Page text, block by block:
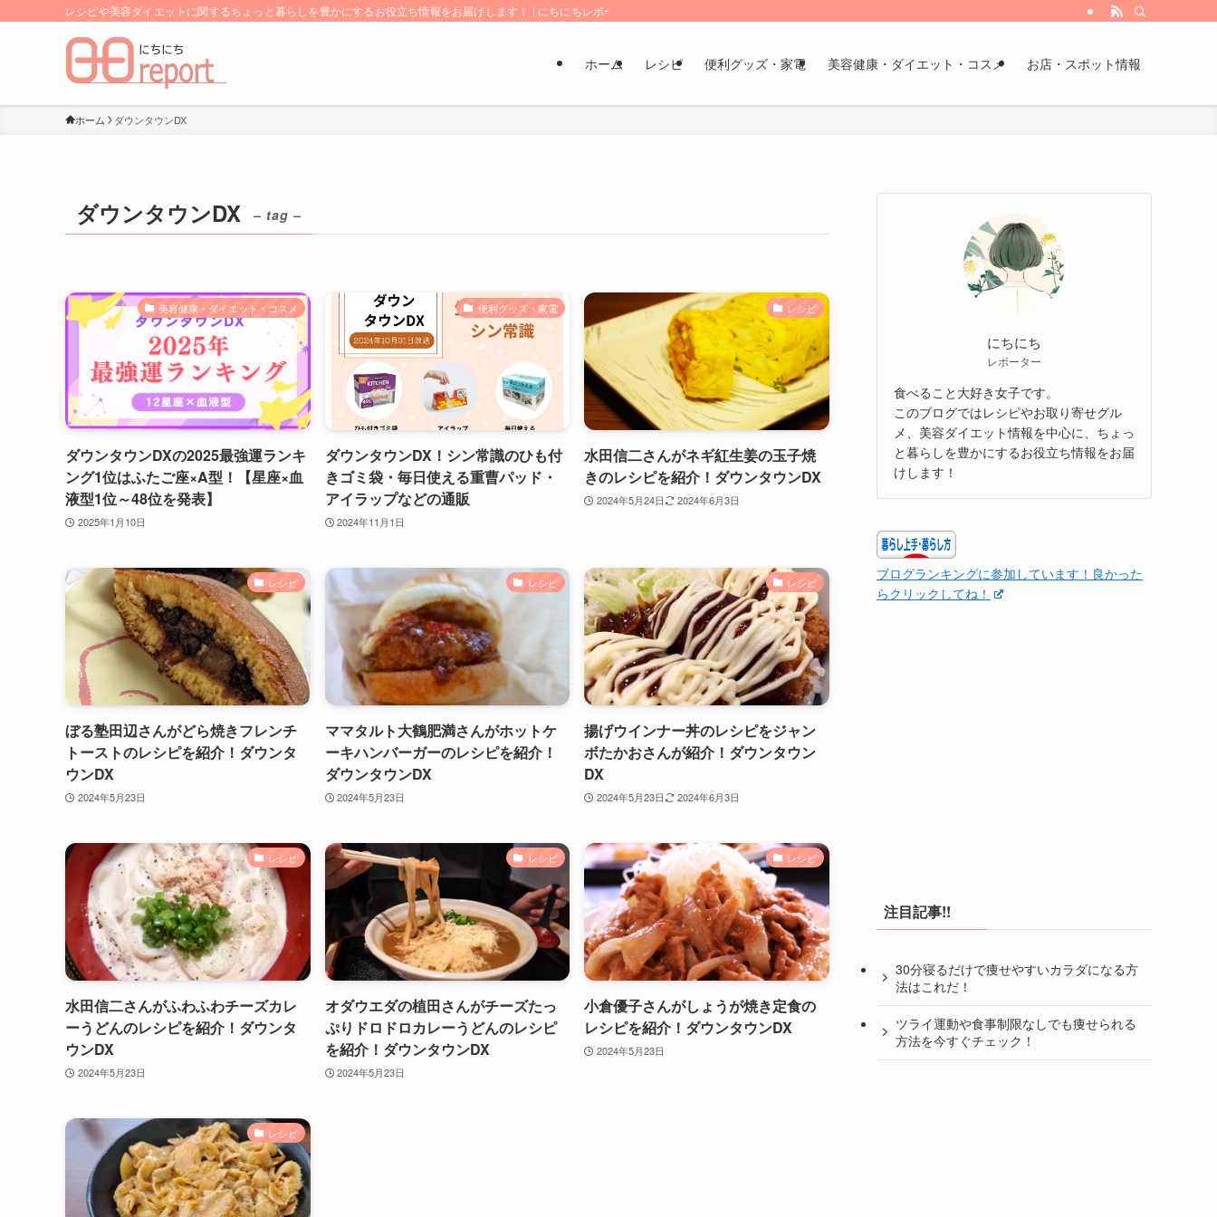
レシピや美容ダイエットに関するちょっと暮らしを豊かにするお役立ち情報をお届けします！ | にちにちレポート
ホーム レシピ 便利グッズ・家電 美容健康・ダイエット・コスメ お店・スポット情報
ホーム ダウンタウンDX
ダウンタウンDX – tag –
美容健康・ダイエット・コスメ
ダウンタウンDXの2025最強運ランキ
ング1位はふたご座×A型！【星座×血
液型1位～48位を発表】
2025年1月10日
便利グッズ・家電
ダウンタウンDX！シン常識のひも付
きゴミ袋・毎日使える重曹パッド・
アイラップなどの通販
2024年11月1日
レシピ
水田信二さんがネギ紅生姜の玉子焼
きのレシピを紹介！ダウンタウンDX
2024年5月24日 2024年6月3日
レシピ
ぼる塾田辺さんがどら焼きフレンチ
トーストのレシピを紹介！ダウンタ
ウンDX
2024年5月23日
レシピ
ママタルト大鶴肥満さんがホットケ
ーキハンバーガーのレシピを紹介！
ダウンタウンDX
2024年5月23日
レシピ
揚げウインナー丼のレシピをジャン
ボたかおさんが紹介！ダウンタウン
DX
2024年5月23日 2024年6月3日
レシピ
水田信二さんがふわふわチーズカレ
ーうどんのレシピを紹介！ダウンタ
ウンDX
2024年5月23日
レシピ
オダウエダの植田さんがチーズたっ
ぷりドロドロカレーうどんのレシピ
を紹介！ダウンタウンDX
2024年5月23日
レシピ
小倉優子さんがしょうが焼き定食の
レシピを紹介！ダウンタウンDX
2024年5月23日
レシピ
にちにち
レポーター
食べること大好き女子です。
このブログではレシピやお取り寄せグル
メ、美容ダイエット情報を中心に、ちょっ
と暮らしを豊かにするお役立ち情報をお届
けします！
ブログランキングに参加しています！良かった
らクリックしてね！
注目記事!!
30分寝るだけで痩せやすいカラダになる方
法はこれだ！
ツライ運動や食事制限なしでも痩せられる
方法を今すぐチェック！